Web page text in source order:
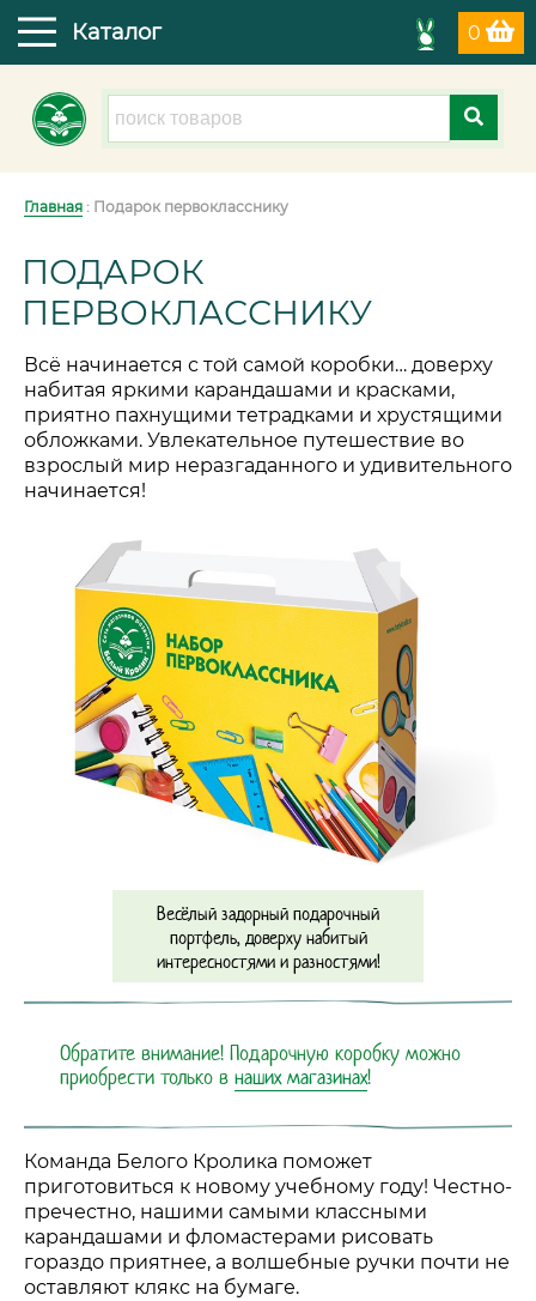
0
Каталог
Главная : Подарок первокласснику
ПОДАРОК
ПЕРВОКЛАССНИКУ
Всё начинается с той самой коробки… доверху
набитая яркими карандашами и красками,
приятно пахнущими тетрадками и хрустящими
обложками. Увлекательное путешествие во
взрослый мир неразгаданного и удивительного
начинается!
Весёлый задорный подарочный
портфель, доверху набитый
интересностями и разностями!
Обратите внимание! Подарочную коробку можно
приобрести только в наших магазинах!
Команда Белого Кролика поможет
приготовиться к новому учебному году! Честно-
пречестно, нашими самыми классными
карандашами и фломастерами рисовать
гораздо приятнее, а волшебные ручки почти не
оставляют клякс на бумаге.